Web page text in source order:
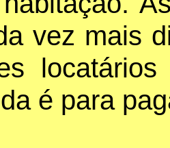
vez mais
é para